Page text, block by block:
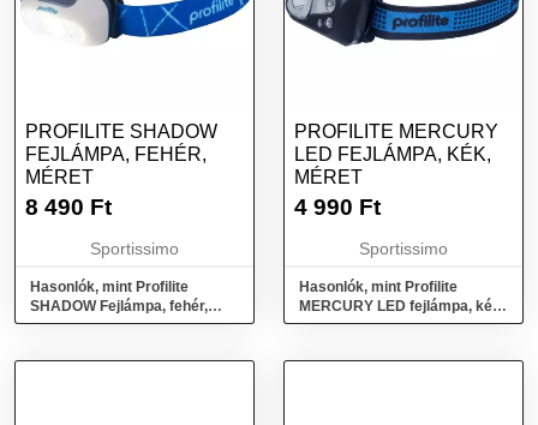
PROFILITE SHADOW
FEJLÁMPA, FEHÉR,
MÉRET
8 490 Ft
Sportissimo
Hasonlók, mint Profilite
SHADOW Fejlámpa, fehér,
méret
PROFILITE MERCURY
LED FEJLÁMPA, KÉK,
MÉRET
4 990 Ft
Sportissimo
Hasonlók, mint Profilite
MERCURY LED fejlámpa, kék,
méret